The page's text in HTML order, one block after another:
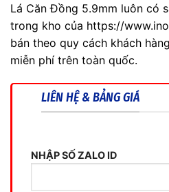
Lá Căn Đồng 5.9mm luôn có
trong kho của https://
bán theo quy cách khách
miễn phí trên toàn quốc.
LIÊN HỆ & BẢNG GIÁ
NHẬP SỐ ZALO ID